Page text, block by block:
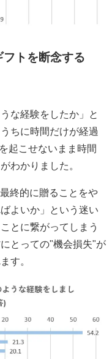
トを断念する
な経験をしたか」と
ちに時間だけが経過
起こせないまま時間
わかりました。
終的に贈ることをや
よいか」という迷い
とに繋がってしまう
とっての"機会損失"が
す。